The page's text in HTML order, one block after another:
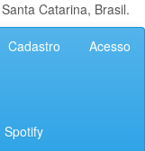
Catarina, Brasil.
Cadastro Acesso
Spotify